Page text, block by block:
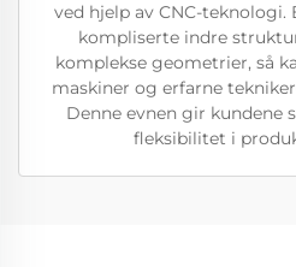
ved hjelp av CNC-teknologi.
kompliserte indre
komplekse geometrier, så
maskiner og erfarne
Denne evnen gir kundene
fleksibilitet i